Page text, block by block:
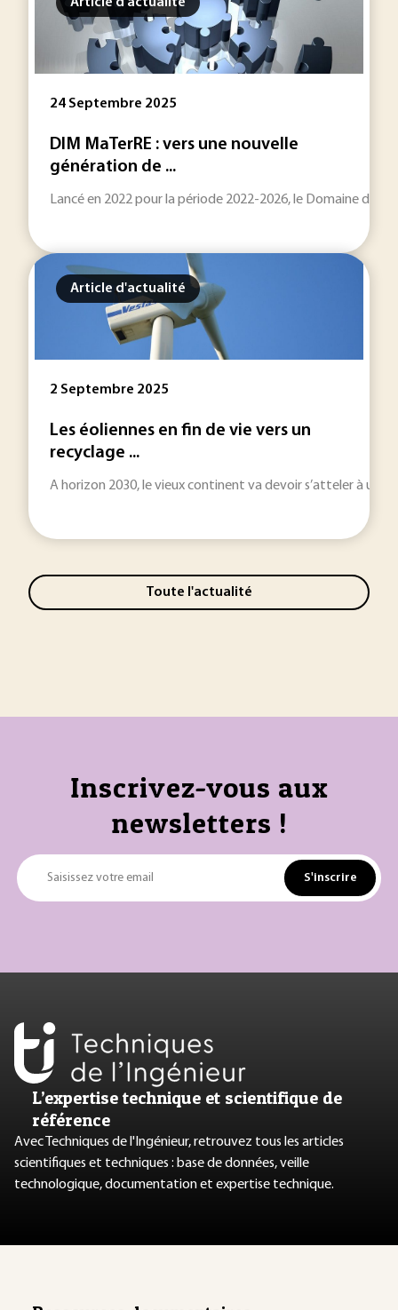
24 Septembre 2025
DIM MaTerRE : vers une nouvelle
génération de ...
Lancé en 2022 pour la période 2022-2026, le Domaine de
Article d'actualité
2 Septembre 2025
Les éoliennes en fin de vie vers un
recyclage ...
A horizon 2030, le vieux continent va devoir s’atteler à un
Toute l'actualité
Inscrivez-vous aux
newsletters !
Saisissez votre email S'inscrire
L’expertise technique et scientifique de
référence
Avec Techniques de l'Ingénieur, retrouvez tous les articles
scientifiques et techniques : base de données, veille
technologique, documentation et expertise technique.